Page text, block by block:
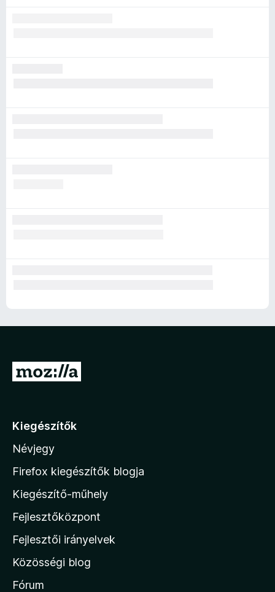
U
á
a
M
z
i
l
a
h
Kiegészítők
Névjegy
Firefox kiegészítők blogja
Kiegészítő-műhely
Fejlesztőközpont
Fejlesztői irányelvek
Közösségi blog
Fórum